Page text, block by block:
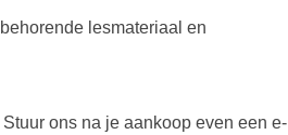
lesmateriaal en
ons na je aankoop even een e-